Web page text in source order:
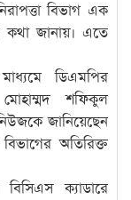
বিভাগ এক
কথা জানায়। এতে
মাধ্যমে ডিএমপির
শফিকুল
জানিয়েছেন
অতিরিক্ত
ক্যাডারে